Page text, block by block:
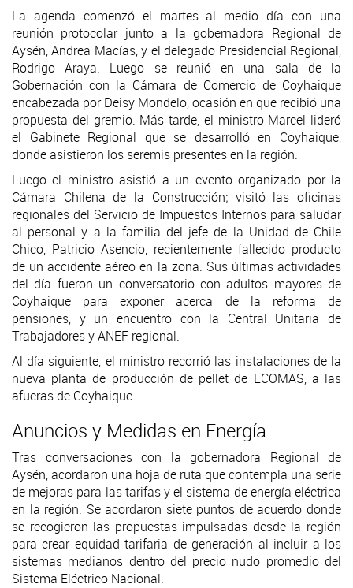
La agenda comenzó el martes al medio día con una
reunión protocolar junto a la gobernadora Regional de
Aysén, Andrea Macías, y el delegado Presidencial Regional,
Rodrigo Araya. Luego se reunió en una sala de la
Gobernación con la Cámara de Comercio de Coyhaique
encabezada por Deisy Mondelo, ocasión en que recibió una
propuesta del gremio. Más tarde, el ministro Marcel lideró
el Gabinete Regional que se desarrolló en Coyhaique,
donde asistieron los seremis presentes en la región.
Luego el ministro asistió a un evento organizado por la
Cámara Chilena de la Construcción; visitó las oficinas
regionales del Servicio de Impuestos Internos para saludar
al personal y a la familia del jefe de la Unidad de Chile
Chico, Patricio Asencio, recientemente fallecido producto
de un accidente aéreo en la zona. Sus últimas actividades
del día fueron un conversatorio con adultos mayores de
Coyhaique para exponer acerca de la reforma de
pensiones, y un encuentro con la Central Unitaria de
Trabajadores y ANEF regional.
Al día siguiente, el ministro recorrió las instalaciones de la
nueva planta de producción de pellet de ECOMAS, a las
afueras de Coyhaique.
Anuncios y Medidas en Energía
Tras conversaciones con la gobernadora Regional de
Aysén, acordaron una hoja de ruta que contempla una serie
de mejoras para las tarifas y el sistema de energía eléctrica
en la región. Se acordaron siete puntos de acuerdo donde
se recogieron las propuestas impulsadas desde la región
para crear equidad tarifaria de generación al incluir a los
sistemas medianos dentro del precio nudo promedio del
Sistema Eléctrico Nacional.